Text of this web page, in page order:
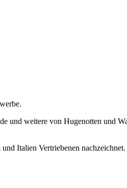
und weitere von Hugenotten und
Italien Vertriebenen nachzeichnet.